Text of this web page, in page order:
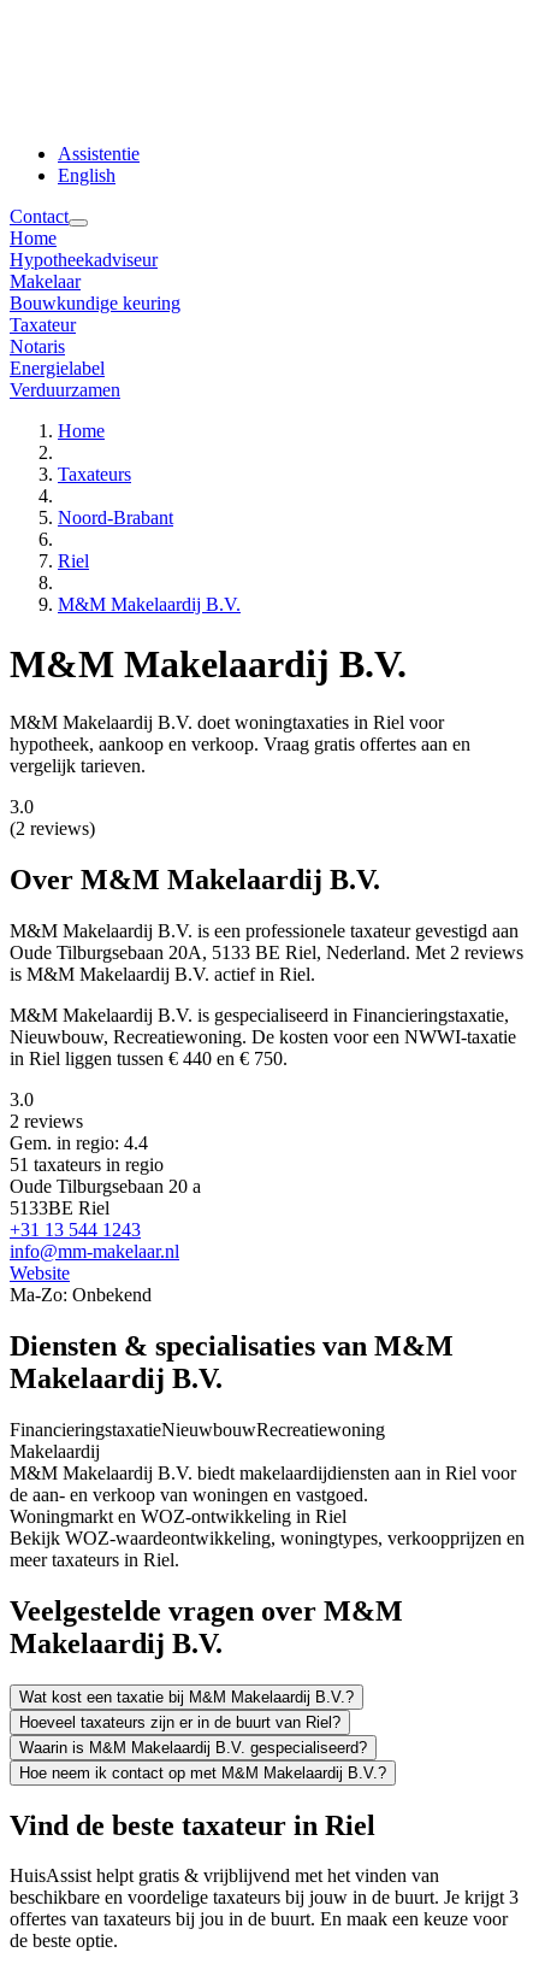
Assistentie
English
Contact
Home
Hypotheekadviseur
Makelaar
Bouwkundige keuring
Taxateur
Notaris
Energielabel
Verduurzamen
Home
Taxateurs
Noord-Brabant
Riel
M&M Makelaardij B.V.
M&M Makelaardij B.V.
M&M Makelaardij B.V. doet woningtaxaties in Riel voor
hypotheek, aankoop en verkoop. Vraag gratis offertes aan en
vergelijk tarieven.
3.0
(2 reviews)
Over M&M Makelaardij B.V.
M&M Makelaardij B.V. is een professionele taxateur gevestigd aan
Oude Tilburgsebaan 20A, 5133 BE Riel, Nederland. Met 2 reviews
is M&M Makelaardij B.V. actief in Riel.
M&M Makelaardij B.V. is gespecialiseerd in Financieringstaxatie,
Nieuwbouw, Recreatiewoning. De kosten voor een NWWI-taxatie
in Riel liggen tussen € 440 en € 750.
3.0
2 reviews
Gem. in regio: 4.4
51 taxateurs in regio
Oude Tilburgsebaan 20 a
5133BE Riel
+31 13 544 1243
info@mm-makelaar.nl
Website
Ma-Zo: Onbekend
Diensten & specialisaties van M&M
Makelaardij B.V.
FinancieringstaxatieNieuwbouwRecreatiewoning
Makelaardij
M&M Makelaardij B.V. biedt makelaardijdiensten aan in Riel voor
de aan- en verkoop van woningen en vastgoed.
Woningmarkt en WOZ-ontwikkeling in Riel
Bekijk WOZ-waardeontwikkeling, woningtypes, verkoopprijzen en
meer taxateurs in Riel.
Veelgestelde vragen over M&M
Makelaardij B.V.
Wat kost een taxatie bij M&M Makelaardij B.V.?
Hoeveel taxateurs zijn er in de buurt van Riel?
Waarin is M&M Makelaardij B.V. gespecialiseerd?
Hoe neem ik contact op met M&M Makelaardij B.V.?
Vind de beste taxateur in Riel
HuisAssist helpt gratis & vrijblijvend met het vinden van
beschikbare en voordelige taxateurs bij jouw in de buurt. Je krijgt 3
offertes van taxateurs bij jou in de buurt. En maak een keuze voor
de beste optie.